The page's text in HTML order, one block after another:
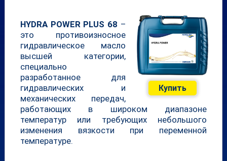
Купить
HYDRA POWER PLUS 68 –
это противоизносное
гидравлическое масло
высшей категории,
специально
разработанное для
гидравлических и
механических передач,
работающих в широком диапазоне
температур или требующих небольшого
изменения вязкости при переменной
температуре.